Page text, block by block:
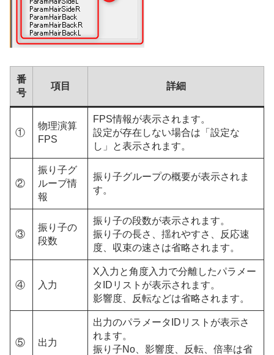
番
号
項目 詳細
①
物理演算
FPS
FPS情報が表示されます。
設定が存在しない場合は「設定な
し」と表示されます。
②
振り子グ
ループ情
報
振り子グループの概要が表示されま
す。
③
振り子の
段数
振り子の段数が表示されます。
振り子の長さ、揺れやすさ、反応速
度、収束の速さは省略されます。
④ 入力
X入力と角度入力で分離したパラメー
タIDリストが表示されます。
影響度、反転などは省略されます。
⑤ 出力
出力のパラメータIDリストが表示さ
れます。
振り子No、影響度、反転、倍率は省